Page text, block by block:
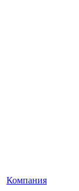
Компания